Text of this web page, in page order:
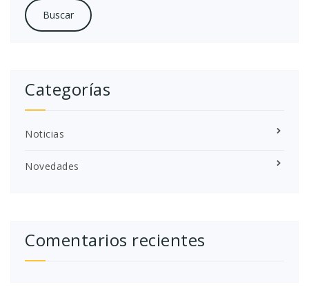
Categorías
Noticias
Novedades
Comentarios recientes